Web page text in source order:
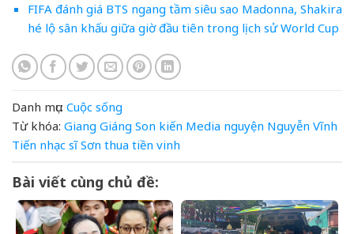
FIFA đánh giá BTS ngang tầm siêu sao Madonna, Shakira
hé lộ sân khấu giữa giờ đầu tiên trong lịch sử World Cup
Danh mục: Cuộc sống
Từ khóa: Giang Giáng Son kiến Media nguyện Nguyễn Vĩnh
Tiến nhạc sĩ Sơn thua tiền vinh
Bài viết cùng chủ đề: